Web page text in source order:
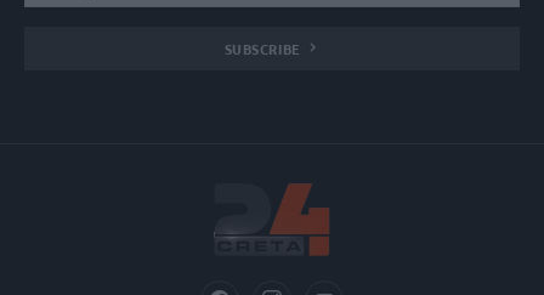
SUBSCRIBE